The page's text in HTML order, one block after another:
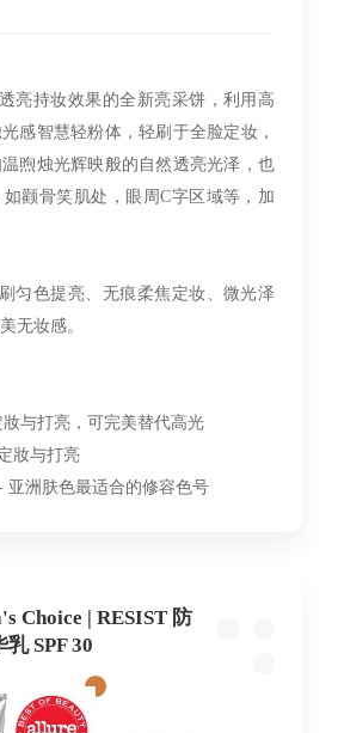
亮持妆效果的全新亮采饼，利用高
感智慧轻粉体，轻刷于全脸定妆，
煦烛光辉映般的自然透亮光泽，也
颧骨笑肌处，眼周C字区域等，加
匀色提亮、无痕柔焦定妆、微光泽
无妆感。
与打亮，可完美替代高光
妝与打亮
亚洲肤色最适合的修容色号
Choice | RESIST 防
SPF 30